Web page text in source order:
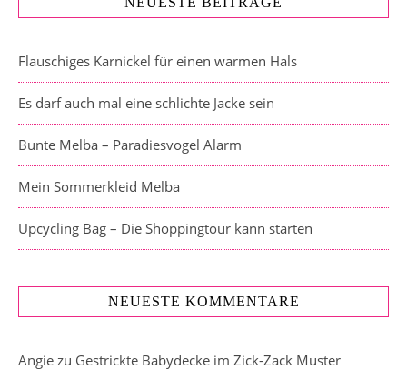
Flauschiges Karnickel für einen warmen Hals
Es darf auch mal eine schlichte Jacke sein
Bunte Melba – Paradiesvogel Alarm
Mein Sommerkleid Melba
Upcycling Bag – Die Shoppingtour kann starten
NEUESTE KOMMENTARE
Angie zu Gestrickte Babydecke im Zick-Zack Muster